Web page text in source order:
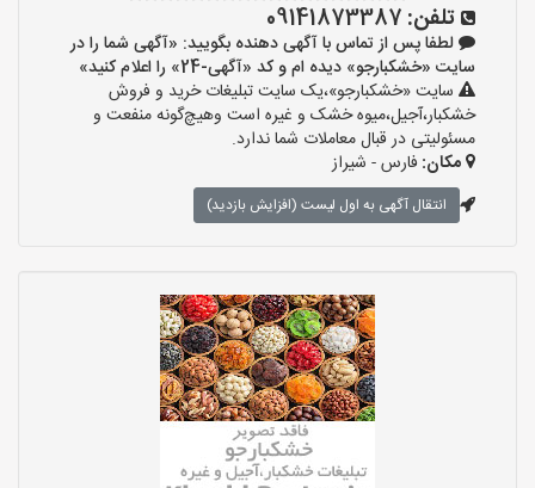
تلفن: 09141873387
لطفا پس از تماس با آگهی دهنده بگویید: «آگهی شما را در
سایت «خشکبارجو» دیده ام و کد «آگهی-24» را اعلام کنید»
سایت «خشکبارجو»،یک سایت تبلیغات خرید و فروش
خشکبار،آجیل،میوه خشک و غیره است وهیچ‌گونه منفعت و
مسئولیتی در قبال معاملات شما ندارد.
مکان: فارس - شیراز
انتقال آگهی به اول لیست (افزایش بازدید)